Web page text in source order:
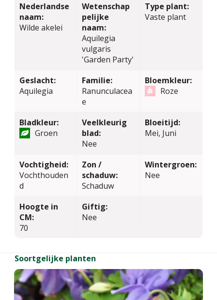
Nederlandse
naam:
Wilde akelei
Wetenschap
pelijke
naam:
Aquilegia
vulgaris
'Garden Party'
Type plant:
Vaste plant
Geslacht:
Aquilegia
Familie:
Ranunculacea
e
Bloemkleur:
Roze
Bladkleur:
Groen
Veelkleurig
blad:
Nee
Bloeitijd:
Mei, Juni
Vochtigheid:
Vochthouden
d
Zon /
schaduw:
Schaduw
Wintergroen:
Nee
Hoogte in
CM:
70
Giftig:
Nee
Soortgelijke planten